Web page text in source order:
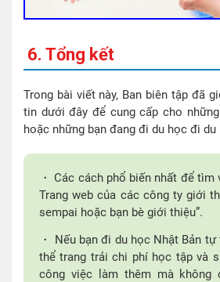
6. Tổng kết
Trong bài viết này, Ban biên tập đã
tin dưới đây để cung cấp cho
hoặc những bạn đang đi du học đi du
・ Các cách phổ biến nhất để tìm
Trang web của các công ty giới
sempai hoặc bạn bè giới thiệu”.
・ Nếu bạn đi du học Nhật Bản
thể trang trải chi phí học tập và
công việc làm thêm mà không